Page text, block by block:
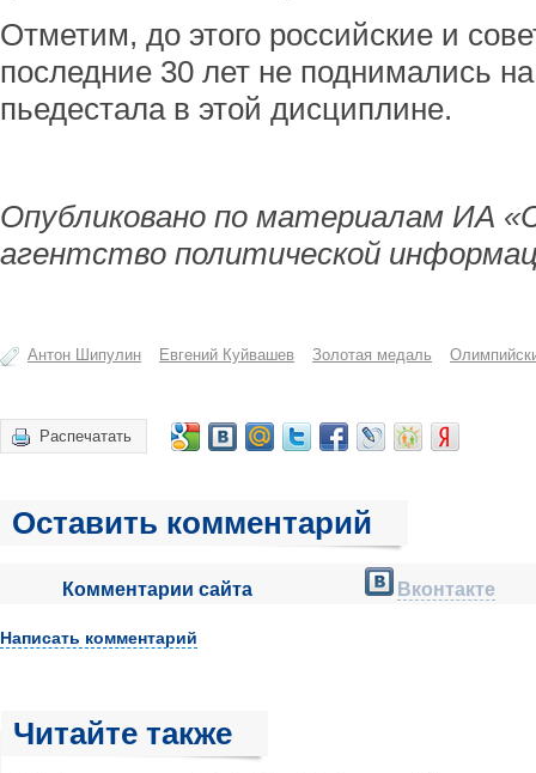
Отметим, до этого российские и
последние 30 лет не поднимались
пьедестала в этой дисциплине.
Опубликовано по материалам ИА
агентство политической
Антон Шипулин Евгений Куйвашев Золотая медаль
Распечатать
Оставить комментарий
Комментарии сайта Вконтакте
Написать комментарий
Читайте также